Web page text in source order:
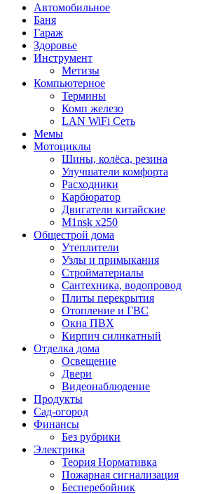
Автомобильное
Баня
Гараж
Здоровье
Инструмент
Метизы
Компьютерное
Термины
Комп железо
LAN WiFi Сеть
Мемы
Мотоциклы
Шины, колёса, резина
Улучшатели комфорта
Расходники
Карбюратор
Двигатели китайские
M1nsk x250
Общестрой дома
Утеплители
Узлы и примыкания
Стройматериалы
Сантехника, водопровод
Плиты перекрытия
Отопление и ГВС
Окна ПВХ
Кирпич силикатный
Отделка дома
Освещение
Двери
Видеонаблюдение
Продукты
Сад-огород
Финансы
Без рубрики
Электрика
Теория Нормативка
Пожарная сигнализация
Бесперебойник